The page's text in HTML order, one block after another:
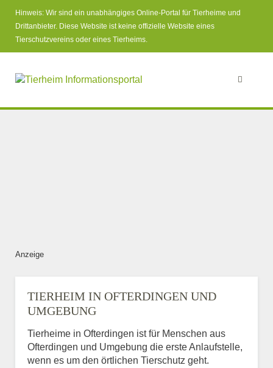
Hinweis: Wir sind ein unabhängiges Online-Portal für Tierheime und
Drittanbieter. Diese Website ist keine offizielle Website eines
Tierschutzvereins oder eines Tierheims.
Anzeige
TIERHEIM IN OFTERDINGEN UND
UMGEBUNG
Tierheime in Ofterdingen ist für Menschen aus
Ofterdingen und Umgebung die erste Anlaufstelle,
wenn es um den örtlichen Tierschutz geht.